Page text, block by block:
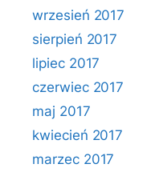
wrzesień 2017
sierpień 2017
lipiec 2017
czerwiec 2017
maj 2017
kwiecień 2017
marzec 2017